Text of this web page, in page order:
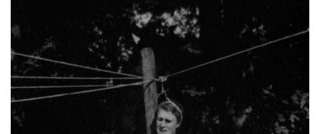
Le jeu (série Incidental Gestures)